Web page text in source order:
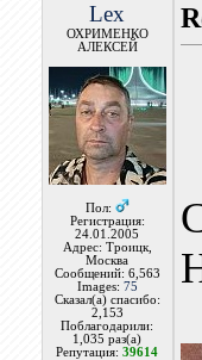
Lex
ОХРИМЕНКО
АЛЕКСЕЙ
Пол:
Регистрация:
24.01.2005
Адрес: Троицк,
Москва
Сообщений: 6,563
Images: 75
Сказал(а) спасибо:
2,153
Поблагодарили:
1,035 раз(а)
Репутация:39614